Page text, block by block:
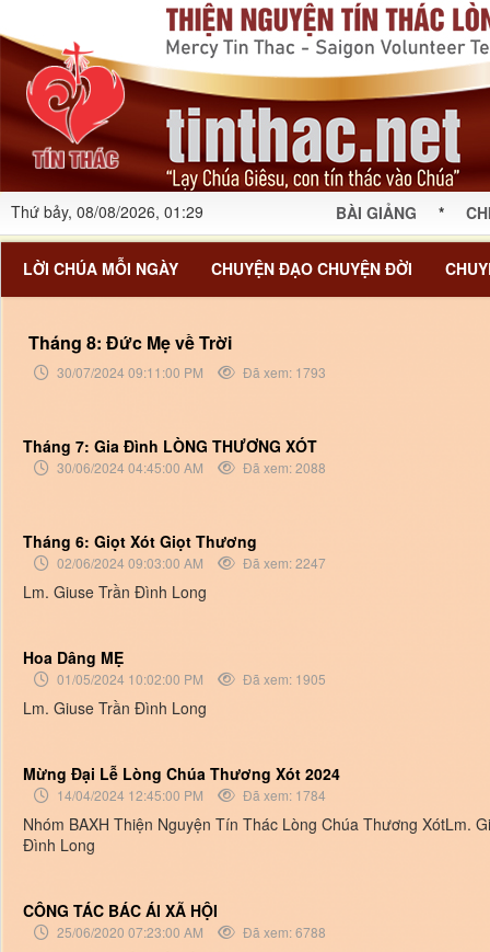
Thứ bảy, 08/08/2026, 01:29 BÀI GIẢNG *
LỜI CHÚA MỖI NGÀY CHUYỆN ĐẠO CHUYỆN ĐỜI
Tháng 8: Đức Mẹ về Trời
30/07/2024 09:11:00 PM Đã xem: 1793
Tháng 7: Gia Đình LÒNG THƯƠNG XÓT
30/06/2024 04:45:00 AM Đã xem: 2088
Tháng 6: Giọt Xót Giọt Thương
02/06/2024 09:03:00 AM Đã xem: 2247
Lm. Giuse Trần Đình Long
Hoa Dâng MẸ
01/05/2024 10:02:00 PM Đã xem: 1905
Lm. Giuse Trần Đình Long
Mừng Đại Lễ Lòng Chúa Thương Xót 2024
14/04/2024 12:45:00 PM Đã xem: 1784
Nhóm BAXH Thiện Nguyện Tín Thác Lòng Chúa Thương XótLm.
Đình Long
CÔNG TÁC BÁC ÁI XÃ HỘI
25/06/2020 07:23:00 AM Đã xem: 6788